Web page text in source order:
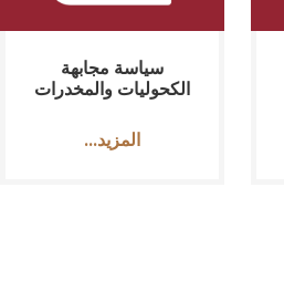
سياسة مجابهة
الكحوليات والمخدرات
...المزيد